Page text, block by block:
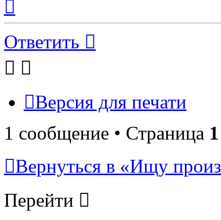
началу
Ответить
Версия для печати
1 сообщение • Страница 1
Вернуться в «Ищу
Перейти